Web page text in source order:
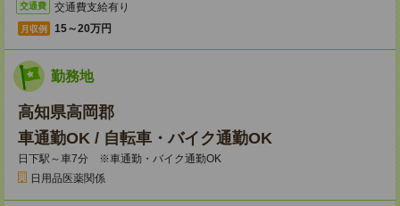
交通費 交通費支給有り
月収例 15～20万円
勤務地
高知県高岡郡
車通勤OK / 自転車・バイク通勤OK
日下駅～車7分 ※車通勤・バイク通勤OK
日用品医薬関係